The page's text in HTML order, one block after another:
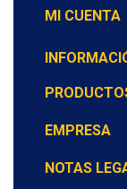
MI CUENTA
EMPRESA
NOTAS